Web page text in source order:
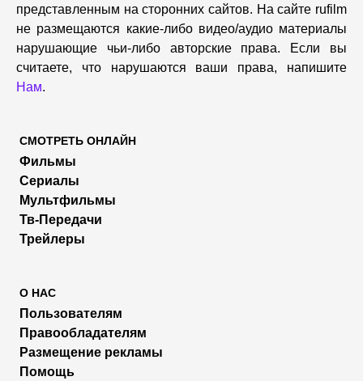
представленным на сторонних сайтов. На сайте rufilm
не размещаются какие-либо видео/аудио материалы
нарушающие чьи-либо авторские права. Если вы
считаете, что нарушаются ваши права, напишите
Нам.
СМОТРЕТЬ ОНЛАЙН
Фильмы
Сериалы
Мультфильмы
Тв-Передачи
Трейлеры
О НАС
Пользователям
Правообладателям
Размещение рекламы
Помощь